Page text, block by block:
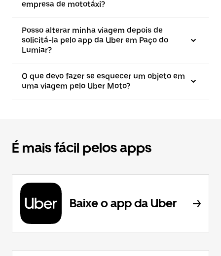
empresa de mototáxi?
Posso alterar minha viagem depois de
solicitá-la pelo app da Uber em Paço do
Lumiar?
O que devo fazer se esquecer um objeto em
uma viagem pelo Uber Moto?
É mais fácil pelos apps
Baixe o app da Uber